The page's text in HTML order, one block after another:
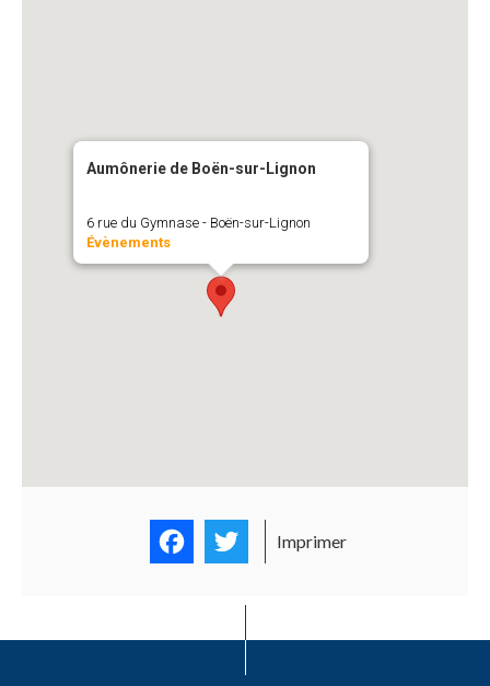
Aumônerie de Boën-sur-Lignon
6 rue du Gymnase - Boën-sur-Lignon
Évènements
FacebookTwitter
Imprimer